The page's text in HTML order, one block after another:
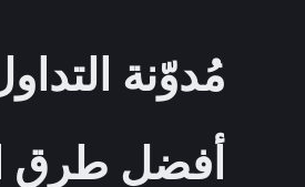
مُدوّنة
أفضل طرق